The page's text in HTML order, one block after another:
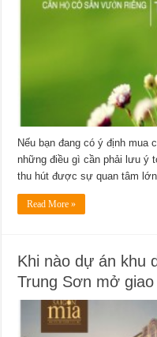
Nếu bạn đang có ý định mua
những điều gì cần phải lưu ý
thu hút được sự quan tâm
Read More »
Khi nào dự án khu
Trung Sơn mở giao